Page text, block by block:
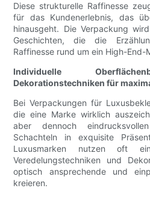
Diese strukturelle Raffinesse
für das Kundenerlebnis, das
hinausgeht. Die Verpackung
Geschichten, die die
Raffinesse rund um ein High-
Individuelle
Dekorationstechniken für
Bei Verpackungen für
die eine Marke wirklich
aber dennoch
Schachteln in exquisite
Luxusmarken nutzen oft
Veredelungstechniken und
optisch ansprechende und
kreieren.